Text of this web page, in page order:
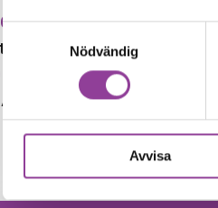
Samtyckesval
Nödvändig
Avvisa
kr
599,00kr
(Original Display)